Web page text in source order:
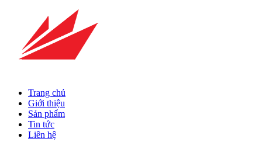
Trang chủ
Giới thiệu
Sản phẩm
Tin tức
Liên hệ